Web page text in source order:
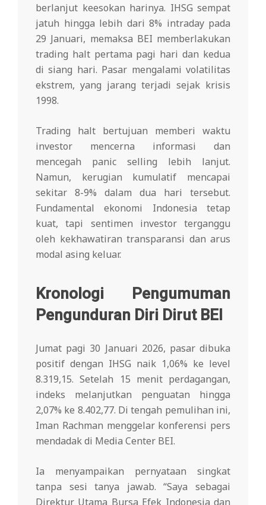
berlanjut keesokan harinya. IHSG sempat
jatuh hingga lebih dari 8% intraday pada
29 Januari, memaksa BEI memberlakukan
trading halt pertama pagi hari dan kedua
di siang hari. Pasar mengalami volatilitas
ekstrem, yang jarang terjadi sejak krisis
1998.
Trading halt bertujuan memberi waktu
investor mencerna informasi dan
mencegah panic selling lebih lanjut.
Namun, kerugian kumulatif mencapai
sekitar 8-9% dalam dua hari tersebut.
Fundamental ekonomi Indonesia tetap
kuat, tapi sentimen investor terganggu
oleh kekhawatiran transparansi dan arus
modal asing keluar.
Kronologi Pengumuman
Pengunduran Diri Dirut BEI
Jumat pagi 30 Januari 2026, pasar dibuka
positif dengan IHSG naik 1,06% ke level
8.319,15. Setelah 15 menit perdagangan,
indeks melanjutkan penguatan hingga
2,07% ke 8.402,77. Di tengah pemulihan ini,
Iman Rachman menggelar konferensi pers
mendadak di Media Center BEI.
Ia menyampaikan pernyataan singkat
tanpa sesi tanya jawab. “Saya sebagai
Direktur Utama Bursa Efek Indonesia dan